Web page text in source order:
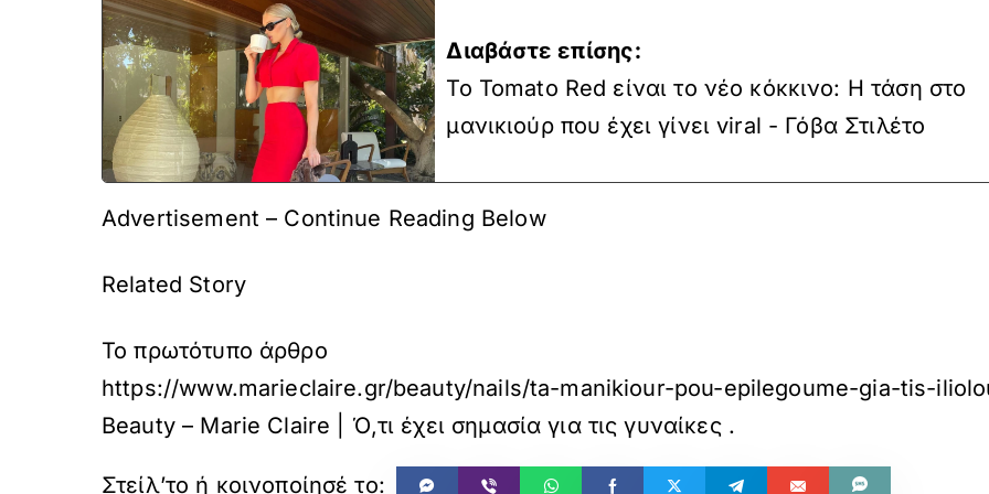
Διαβάστε επίσης:
To Tomato Red είναι το νέο κόκκινο: Η τάση στο
μανικιούρ που έχει γίνει viral - Γόβα Στιλέτο
Advertisement – Continue Reading Below
Related Story
Το πρωτότυπο άρθρο
https://www.marieclaire.gr/beauty/nails/ta-manikiour-pou-epilegoume-gia-tis-
Beauty – Marie Claire | Ό,τι έχει σημασία για τις γυναίκες.